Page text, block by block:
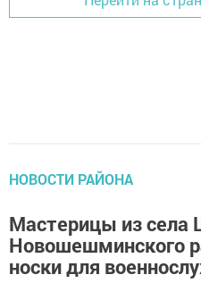
НОВОСТИ РАЙОНА
Мастерицы из села
Новошешминского
носки для